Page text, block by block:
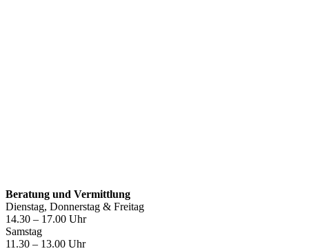
Beratung und Vermittlung
Dienstag, Donnerstag & Freitag
14.30 – 17.00 Uhr
Samstag
11.30 – 13.00 Uhr